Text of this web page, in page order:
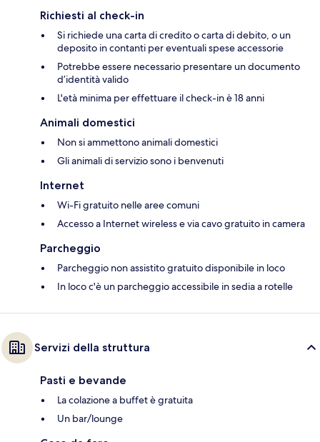
Richiesti al check-in
Si richiede una carta di credito o carta di debito, o un
deposito in contanti per eventuali spese accessorie
Potrebbe essere necessario presentare un documento
d’identità valido
L'età minima per effettuare il check-in è 18 anni
Animali domestici
Non si ammettono animali domestici
Gli animali di servizio sono i benvenuti
Internet
Wi-Fi gratuito nelle aree comuni
Accesso a Internet wireless e via cavo gratuito in camera
Parcheggio
Parcheggio non assistito gratuito disponibile in loco
In loco c'è un parcheggio accessibile in sedia a rotelle
Servizi della struttura
Pasti e bevande
La colazione a buffet è gratuita
Un bar/lounge